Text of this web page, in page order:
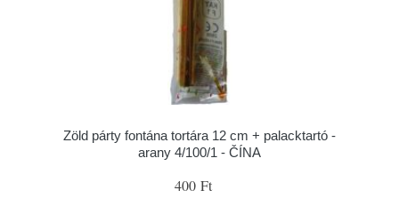
Zöld párty fontána tortára 12 cm + palacktartó -
arany 4/100/1 - ČÍNA
400 Ft